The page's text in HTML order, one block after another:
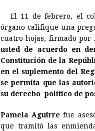
o
o
k
n
g
e
r
A
p
p
El 11 de febrero, el
órgano califique una
cuatro hojas, firmado por
usted de acuerdo en
Constitución de la
en el suplemento del
se permita que las
su derecho político de
Pamela Aguirre fue
que tramitó las